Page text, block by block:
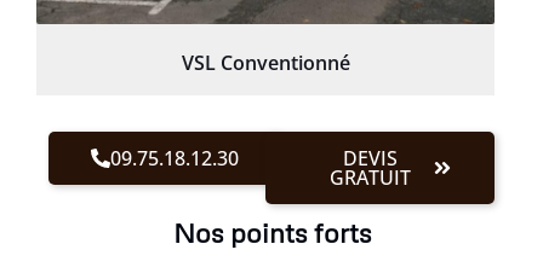
VSL Conventionné
09.75.18.12.30 DEVIS
GRATUIT
Nos points forts